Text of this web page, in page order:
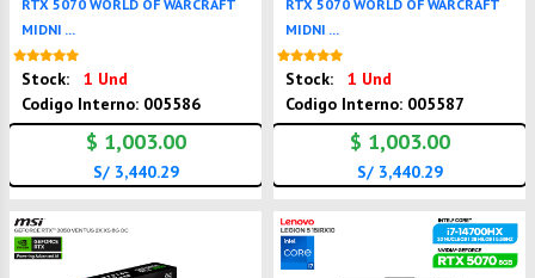
RTX 5070 WORLD OF WARCRAFT
MIDNI ...
Stock:
1 Und
Codigo Interno: 005586
$ 1,003.00
S/ 3,440.29
RTX 5070 WORLD OF WARCRAFT
MIDNI ...
Stock:
1 Und
Codigo Interno: 005587
$ 1,003.00
S/ 3,440.29